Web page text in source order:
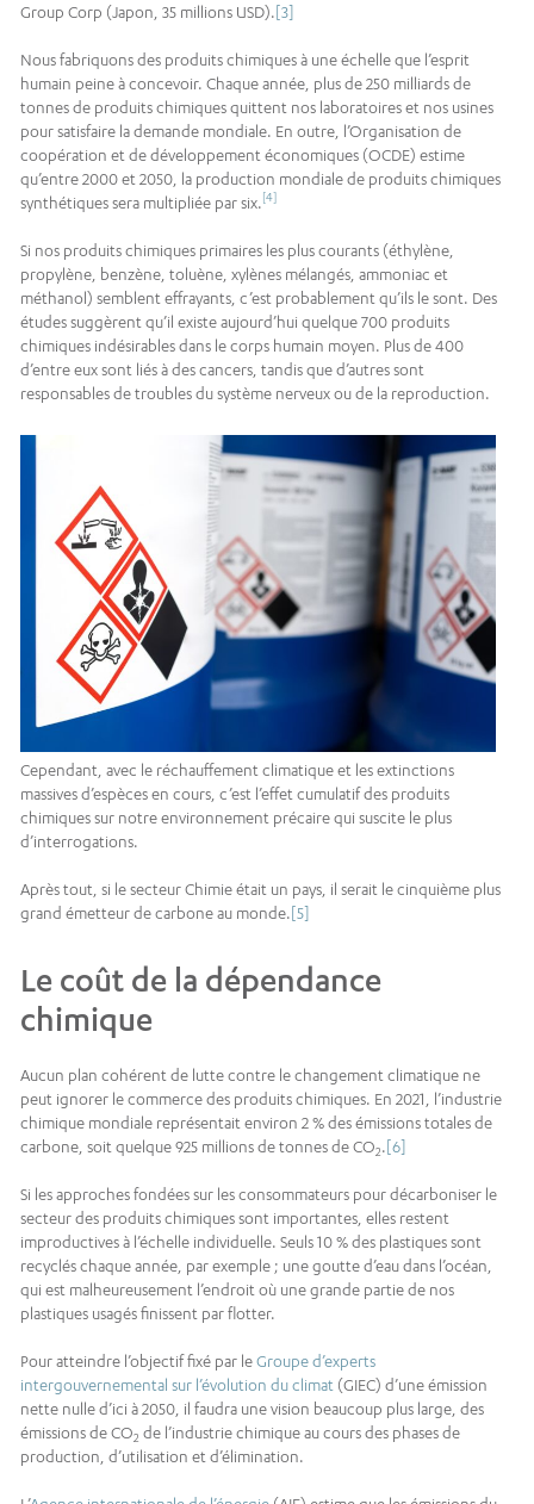
Group Corp (Japon, 35 millions USD).[3]
Nous fabriquons des produits chimiques à une échelle que l’esprit
humain peine à concevoir. Chaque année, plus de 250 milliards de
tonnes de produits chimiques quittent nos laboratoires et nos usines
pour satisfaire la demande mondiale. En outre, l’Organisation de
coopération et de développement économiques (OCDE) estime
qu’entre 2000 et 2050, la production mondiale de produits chimiques
synthétiques sera multipliée par six. [4]
Si nos produits chimiques primaires les plus courants (éthylène,
propylène, benzène, toluène, xylènes mélangés, ammoniac et
méthanol) semblent effrayants, c’est probablement qu’ils le sont. Des
études suggèrent qu’il existe aujourd’hui quelque 700 produits
chimiques indésirables dans le corps humain moyen. Plus de 400
d’entre eux sont liés à des cancers, tandis que d’autres sont
responsables de troubles du système nerveux ou de la reproduction.
Cependant, avec le réchauffement climatique et les extinctions
massives d’espèces en cours, c’est l’effet cumulatif des produits
chimiques sur notre environnement précaire qui suscite le plus
d’interrogations.
Après tout, si le secteur Chimie était un pays, il serait le cinquième plus
grand émetteur de carbone au monde.[5]
Le coût de la dépendance
chimique
Aucun plan cohérent de lutte contre le changement climatique ne
peut ignorer le commerce des produits chimiques. En 2021, l’industrie
chimique mondiale représentait environ 2 % des émissions totales de
carbone, soit quelque 925 millions de tonnes de CO2.[6]
Si les approches fondées sur les consommateurs pour décarboniser le
secteur des produits chimiques sont importantes, elles restent
improductives à l’échelle individuelle. Seuls 10 % des plastiques sont
recyclés chaque année, par exemple ; une goutte d’eau dans l’océan,
qui est malheureusement l’endroit où une grande partie de nos
plastiques usagés finissent par flotter.
Pour atteindre l’objectif fixé par leGroupe d’experts
intergouvernemental sur l’évolution du climat (GIEC) d’une émission
nette nulle d’ici à 2050, il faudra une vision beaucoup plus large, des
émissions de CO2 de l’industrie chimique au cours des phases de
production, d’utilisation et d’élimination.